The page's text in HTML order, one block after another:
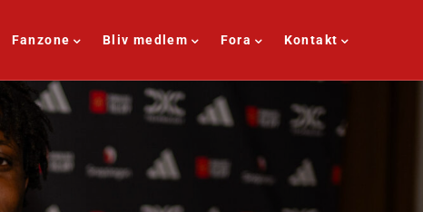
Fanzone Bliv medlem Fora Kontakt